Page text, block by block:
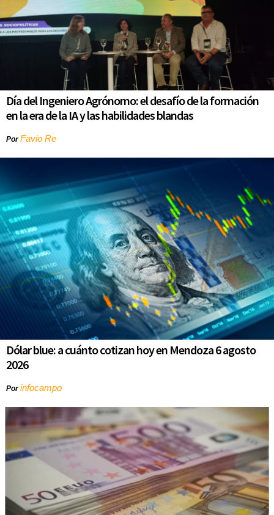
Día del Ingeniero Agrónomo: el desafío de la formación
en la era de la IA y las habilidades blandas
PorFavio Re
Dólar blue: a cuánto cotizan hoy en Mendoza 6 agosto
2026
Porinfocampo